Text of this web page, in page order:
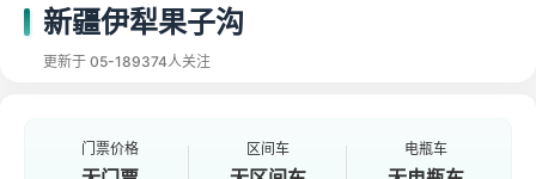
新疆伊犁果子沟
更新于 05-189374人关注
门票价格 区间车 电瓶车